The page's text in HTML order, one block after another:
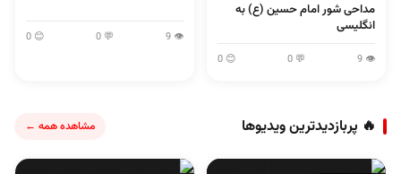
مداحی شور امام حسین (ع) به
انگلیسی
👁 9
💬 0
😊 0
👁 9
💬 0
😊 0
🔥 پربازدیدترین ویدیوها مشاهده همه ←